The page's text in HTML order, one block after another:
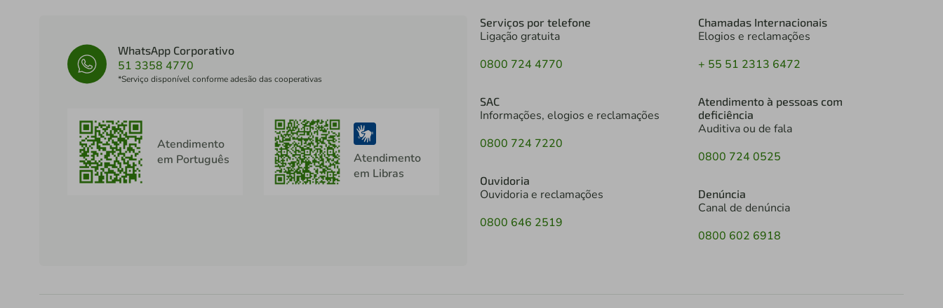
WhatsApp Corporativo
51 3358 4770
*Serviço disponível conforme adesão das cooperativas
Atendimento
em Português
Atendimento
em Libras
Serviços por telefone
Ligação gratuita
0800 724 4770
SAC
Informações, elogios e reclamações
0800 724 7220
Ouvidoria
Ouvidoria e reclamações
0800 646 2519
Chamadas Internacionais
Elogios e reclamações
+ 55 51 2313 6472
Atendimento à pessoas com
deficiência
Auditiva ou de fala
0800 724 0525
Denúncia
Canal de denúncia
0800 602 6918